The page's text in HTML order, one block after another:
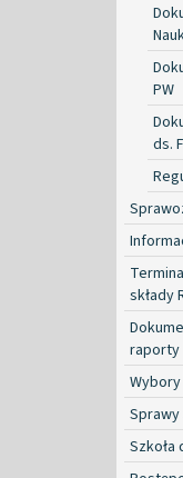
PW
ds.
składy
raporty
Wybory